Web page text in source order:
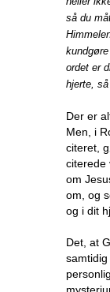
så du
ordet er
hjerte, så
Der er
Men, i
citeret,
citerede
om
om, og
og i dit
Det, at